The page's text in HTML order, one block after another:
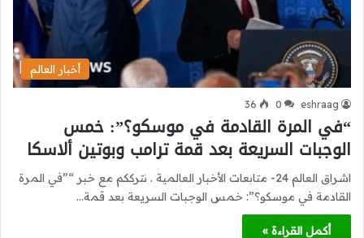
أخبار العالم
eshraag
0
36
“في المرة القادمة في موسكو؟”: خمس
الوجبات السريعة بعد قمة ترامب وبوتين ألاسكا
اشراق العالم 24- متابعات الأخبار العالمية . نترككم مع خبر “”في المرة
القادمة في موسكو؟”: خمس الوجبات السريعة بعد قمة…
أكمل القراءة »